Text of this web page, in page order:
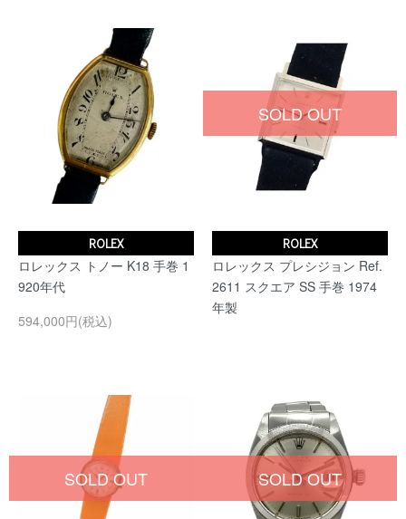
ROLEX
ロレックス トノー K18 手巻 1
920年代
594,000円(税込)
ROLEX
ロレックス プレシジョン Ref.
2611 スクエア SS 手巻 1974
年製
SOLD OUT
SOLD OUT SOLD OUT